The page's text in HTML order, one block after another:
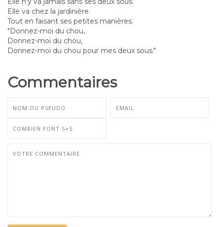
Elle va chez la jardinière
Tout en faisant ses petites manières.
"Donnez-moi du chou,
Donnez-moi du chou,
Donnez-moi du chou pour mes deux sous."
Commentaires